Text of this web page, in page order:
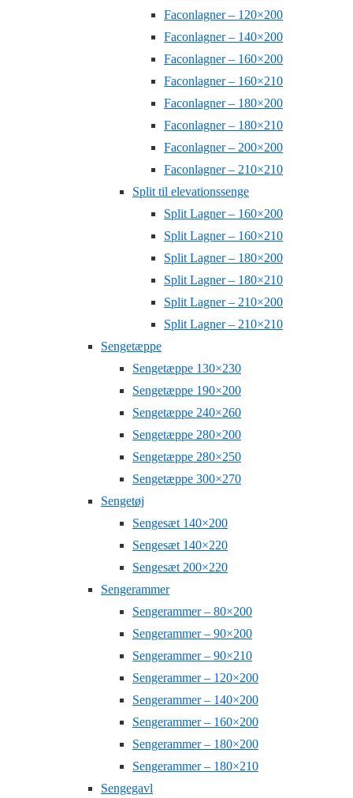
Faconlagner – 120×200
Faconlagner – 140×200
Faconlagner – 160×200
Faconlagner – 160×210
Faconlagner – 180×200
Faconlagner – 180×210
Faconlagner – 200×200
Faconlagner – 210×210
Split til elevationssenge
Split Lagner – 160×200
Split Lagner – 160×210
Split Lagner – 180×200
Split Lagner – 180×210
Split Lagner – 210×200
Split Lagner – 210×210
Sengetæppe
Sengetæppe 130×230
Sengetæppe 190×200
Sengetæppe 240×260
Sengetæppe 280×200
Sengetæppe 280×250
Sengetæppe 300×270
Sengetøj
Sengesæt 140×200
Sengesæt 140×220
Sengesæt 200×220
Sengerammer
Sengerammer – 80×200
Sengerammer – 90×200
Sengerammer – 90×210
Sengerammer – 120×200
Sengerammer – 140×200
Sengerammer – 160×200
Sengerammer – 180×200
Sengerammer – 180×210
Sengegavl